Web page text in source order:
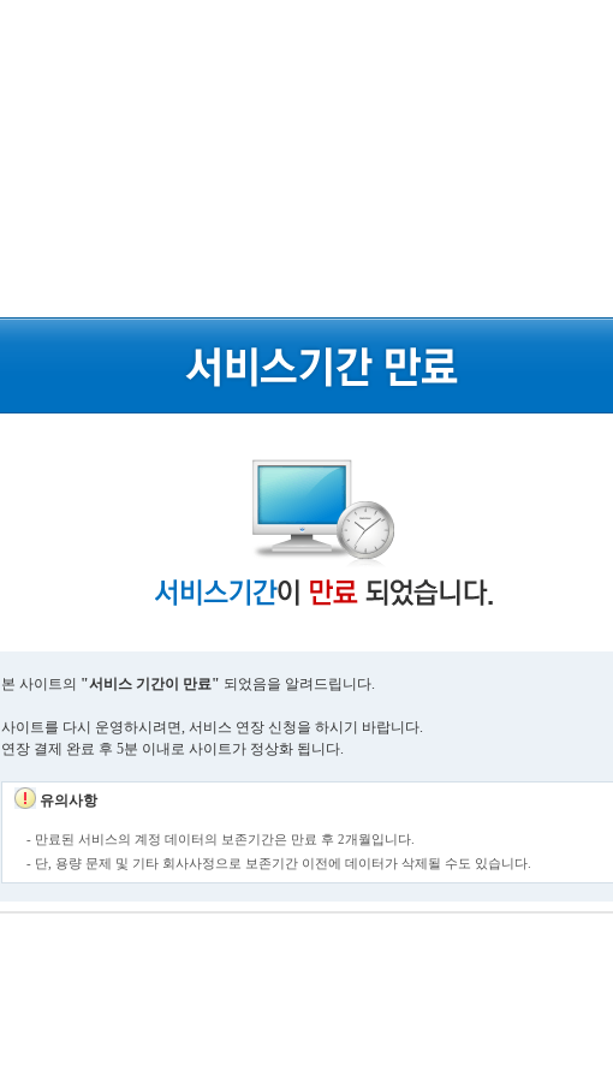
본 사이트의 "서비스 기간이 만료" 되었음을 알려드립니다.
사이트를 다시 운영하시려면, 서비스 연장 신청을 하시기 바랍니다.
연장 결제 완료 후 5분 이내로 사이트가 정상화 됩니다.
유의사항
- 만료된 서비스의 계정 데이터의 보존기간은 만료 후 2개월입니다.
- 단, 용량 문제 및 기타 회사사정으로 보존기간 이전에 데이터가 삭제될 수도 있습니다.